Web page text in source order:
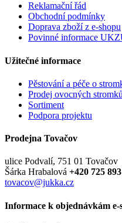
Reklamační řád
Obchodní podmínky
Doprava zboží z e-shopu
Povinné informace
Užitečné informace
Pěstování a péče o
Prodej ovocných stromků
Sortiment
Podpora projektu
Prodejna Tovačov
ulice Podvalí, 751 01 Tovačov
Šárka Hrabalová +420 725
tovacov@jukka.cz
Informace k objednávkám e-